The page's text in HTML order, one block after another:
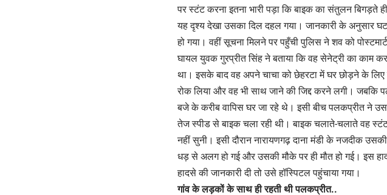
पर स्टंट करना इतना भारी पड़ा कि बाइक का संतुलन
यह दृश्य देखा उसका दिल दहल गया। जानकारी के अनुसार
हो गया। वहीं सूचना मिलने पर पहुँची पुलिस ने शव को
घायल युवक गुरप्रीत सिंह ने बताया कि वह सेनेट्री का काम
था। इसके बाद वह अपने चाचा को छेहरटा में घर छोड़ने के
रोक लिया और वह भी साथ जाने की जिद्द करने लगी। जबकि
बजे के करीब वापिस घर जा रहे थे। इसी बीच पलकप्रीत ने
तेज स्पीड से बाइक चला रही थी। बाइक चलाते-चलाते वह
नहीं सुनी। इसी दौरान नारायणगढ़ दाना मंडी के नजदीक
धड़ से अलग हो गई और उसकी मौके पर ही मौत हो गई। इस
हादसे की जानकारी दी तो उसे हॉस्पिटल पहुंचाया गया।
गांव के लड़कों के साथ ही रहती थी पलकप्रीत..